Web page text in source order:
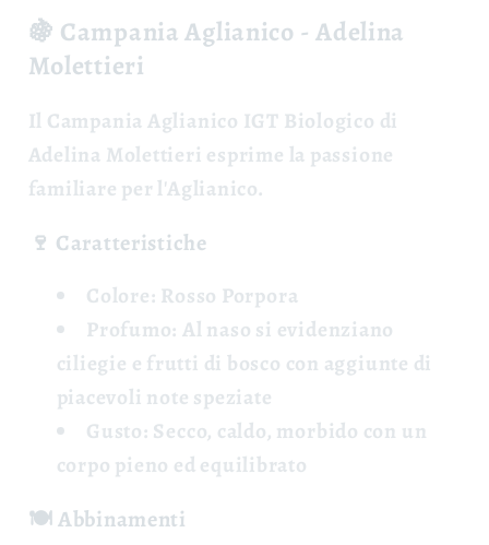
🍇 Campania Aglianico - Adelina
Molettieri
Il Campania Aglianico IGT Biologico di
Adelina Molettieri esprime la passione
familiare per l'Aglianico.
🍷 Caratteristiche
Colore: Rosso Porpora
Profumo: Al naso si evidenziano
ciliegie e frutti di bosco con aggiunte di
piacevoli note speziate
Gusto: Secco, caldo, morbido con un
corpo pieno ed equilibrato
🍽️ Abbinamenti